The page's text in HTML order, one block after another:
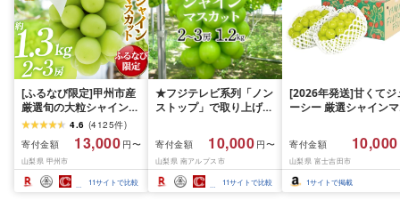
[ふるなび限定]甲州市産
厳選旬の大粒シャインマ
スカット 約1.3kg 2〜3
房[2026年発送]
(MG)B12-472 FN-
Limited-VO シャインマ
スカット フルーツ
4.6 (4125件)
寄付金額
13,000 円〜
山梨県 甲州市
11サイトで比較
★フジテレビ系列「ノン
ストップ」で取り上げら
先行予約]南アルプス市
産シャインマスカット
1.2kg以上(2〜3房)ふる
さと納税 おすすめ 山梨
県 南アルプス市 送料無
寄付金額 10,000 円〜
山梨県 南アルプス市
11サイトで比較
[2026年発送]甘くてジ
ーシー 厳選シャインマ
月前半(1〜15日)から
月下旬までの発送) フ
ーツ ぶどう 果物 山梨
産 2026 旬 大粒 高級
寄付金額 10,000
山梨県 富士吉田市
1サイトで掲載